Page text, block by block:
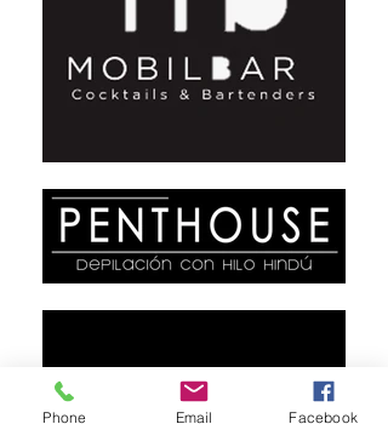
Phone Email Facebook